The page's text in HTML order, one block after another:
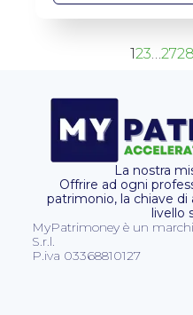
123…2728
La nostra
Offrire ad ogni
patrimonio, la chiave
livello
MyPatrimoney è un
S.r.l.
P.iva 03368810127